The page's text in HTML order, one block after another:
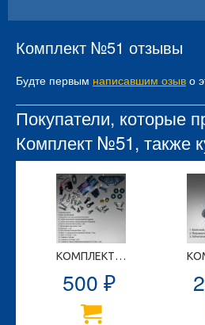
Комплект №51 отзывы
Будте первым написавшим озыв о
Покупатели, которые
Комплект №51, также
КОМПЛЕКТ №59
500 ₽